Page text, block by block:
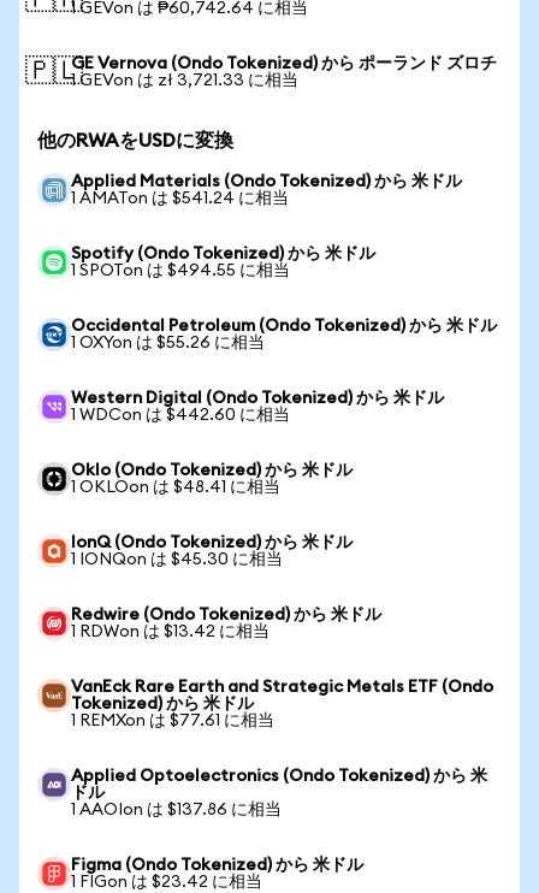
1 GEVon は ₱60,742.64 に相当
🇵🇱GE Vernova (Ondo Tokenized) から ポーランド ズロチ
1 GEVon は zł 3,721.33 に相当
他のRWAをUSDに変換
Applied Materials (Ondo Tokenized) から 米ドル
1 AMATon は $541.24 に相当
Spotify (Ondo Tokenized) から 米ドル
1 SPOTon は $494.55 に相当
Occidental Petroleum (Ondo Tokenized) から 米ドル
1 OXYon は $55.26 に相当
Western Digital (Ondo Tokenized) から 米ドル
1 WDCon は $442.60 に相当
Oklo (Ondo Tokenized) から 米ドル
1 OKLOon は $48.41 に相当
IonQ (Ondo Tokenized) から 米ドル
1 IONQon は $45.30 に相当
Redwire (Ondo Tokenized) から 米ドル
1 RDWon は $13.42 に相当
VanEck Rare Earth and Strategic Metals ETF (Ondo
Tokenized) から 米ドル
1 REMXon は $77.61 に相当
Applied Optoelectronics (Ondo Tokenized) から 米
ドル
1 AAOIon は $137.86 に相当
Figma (Ondo Tokenized) から 米ドル
1 FIGon は $23.42 に相当